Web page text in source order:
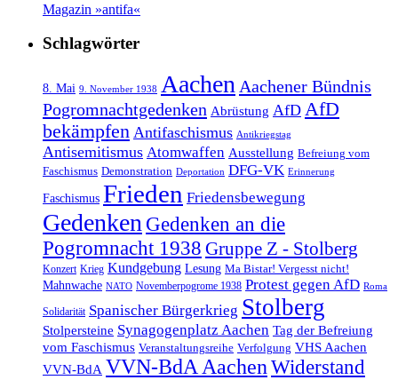
Magazin »antifa«
Schlagwörter
8. Mai 9. November 1938 Aachen Aachener Bündnis
Pogromnachtgedenken Abrüstung AfD AfD
bekämpfen Antifaschismus Antikriegstag
Antisemitismus Atomwaffen Ausstellung Befreiung vom
Faschismus Demonstration Deportation DFG-VK Erinnerung
Faschismus Frieden Friedensbewegung
Gedenken Gedenken an die
Pogromnacht 1938 Gruppe Z - Stolberg
Konzert Krieg Kundgebung Lesung Ma Bistar! Vergesst nicht!
Mahnwache NATO Novemberpogrome 1938 Protest gegen AfD Roma
Solidarität Spanischer Bürgerkrieg Stolberg
Stolpersteine Synagogenplatz Aachen Tag der Befreiung
vom Faschismus Veranstaltungsreihe Verfolgung VHS Aachen
VVN-BdA VVN-BdA AachenWiderstand